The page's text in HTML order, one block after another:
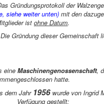
der
siehe weiter unten) mit den
ist ohne Datum.
dieser Gemeinschaft
eine Maschinengenossenschaft,
hatte.
dem Jahr 1956 wurde von Ingrid
Verfügung gestellt: